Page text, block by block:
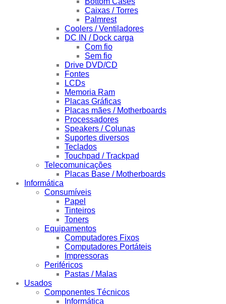
Caixas / Torres
Palmrest
Coolers / Ventiladores
DC IN / Dock carga
Com fio
Sem fio
Drive DVD/CD
Fontes
LCDs
Memoria Ram
Placas Gráficas
Placas mães / Motherboards
Processadores
Speakers / Colunas
Suportes diversos
Teclados
Touchpad / Trackpad
Telecomunicações
Placas Base / Motherboards
Informática
Consumíveis
Papel
Tinteiros
Toners
Equipamentos
Computadores Fixos
Computadores Portáteis
Impressoras
Periféricos
Pastas / Malas
Usados
Componentes Técnicos
Informática